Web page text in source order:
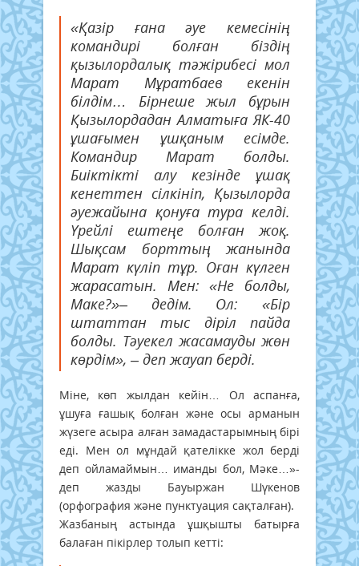
«Қазір ғана әуе кемесінің
командирі болған біздің
қызылордалық тәжірибесі мол
Марат Мұратбаев екенін
білдім… Бірнеше жыл бұрын
Қызылордадан Алматыға ЯК-40
ұшағымен ұшқаным есімде.
Командир Марат болды.
Биіктікті алу кезінде ұшақ
кенеттен сілкініп, Қызылорда
әуежайына қонуға тура келді.
Үрейлі ештеңе болған жоқ.
Шықсам борттың жанында
Марат күліп тұр. Оған күлген
жарасатын. Мен: «Не болды,
Маке?»– дедім. Ол: «Бір
штаттан тыс діріл пайда
болды. Тәуекел жасамауды жөн
көрдім», – деп жауап берді.
Міне, көп жылдан кейін… Ол аспанға,
ұшуға ғашық болған және осы арманын
жүзеге асыра алған замадастарымның бірі
еді. Мен ол мұндай қателікке жол берді
деп ойламаймын… иманды бол, Мәке…»-
деп жазды Бауыржан Шүкенов
(орфография және пунктуация сақталған).
Жазбаның астында ұшқышты батырға
балаған пікірлер толып кетті: